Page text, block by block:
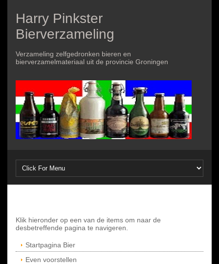
Harry Pinkster
Bierverzameling
Verzameling zelfgedronken bieren en
bierverzamelmateriaal uit de provincie Groningen
Klik hieronder op een van de items om naar de
desbetreffende pagina te navigeren.
Startpagina Bier
Even voorstellen